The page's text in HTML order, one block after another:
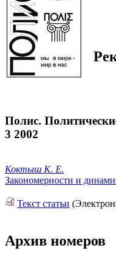
Полис.
3 2002
Коктыш К. Е.
Закономерности и
Текст статьи
Архив номеров